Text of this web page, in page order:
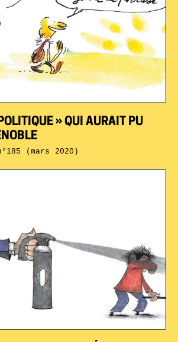
» QUI AURAIT PU
(mars 2020)